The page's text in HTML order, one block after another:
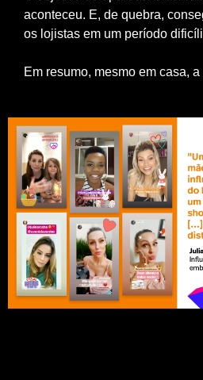
aconteceu. E, de quebra,
os lojistas em um período
Em resumo, mesmo em casa,